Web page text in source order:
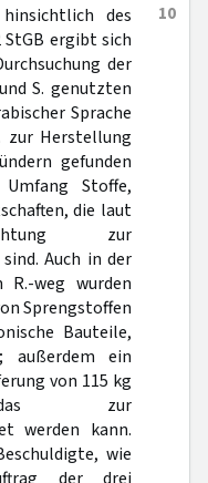
10
des
StGB ergibt sich
der
S. genutzten
Sprache
zur Herstellung
gefunden
Stoffe,
die laut
zur
Auch in der
R.-weg wurden
Sprengstoffen
Bauteile,
außerdem ein
von 115 kg
das zur
werden kann.
wie